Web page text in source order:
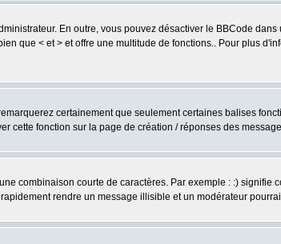
En outre, vous pouvez désactiver le BBCode
que < et > et offre une multitude de fonctions.. Pour plus
certainement que seulement certaines balises
cette fonction sur la page de création / réponses des
combinaison courte de caractères. Par exemple : :) signifie
rendre un message illisible et un modérateur